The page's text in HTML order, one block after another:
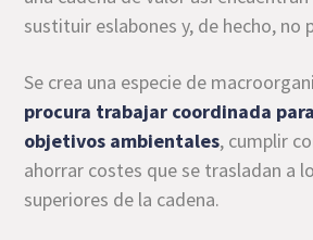
sustituir eslabones y, de hecho, no
Se crea una especie de
procura trabajar coordinada
objetivos ambientales, cumplir
ahorrar costes que se trasladan a
superiores de la cadena.